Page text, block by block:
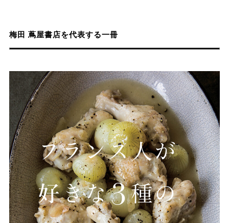
梅田 蔦屋書店を代表する一冊